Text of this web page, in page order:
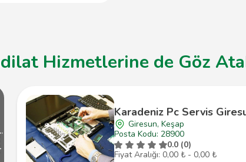
Hizmetlerine de Göz
Karadeniz Pc Servis
Giresun, Keşap
Posta Kodu: 28900
0.0 (0)
Fiyat Aralığı: 0,00 ₺ - 0,00 ₺